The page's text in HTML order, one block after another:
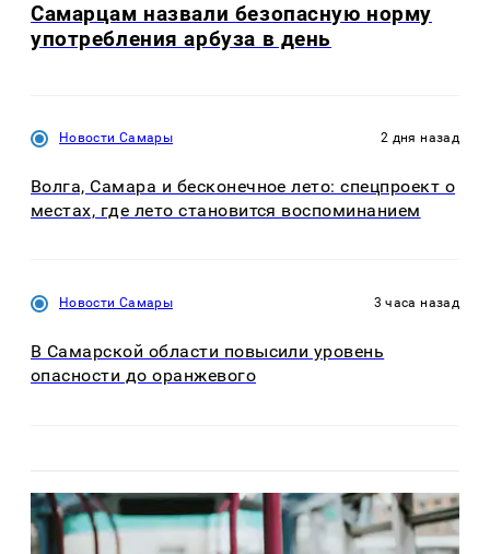
Самарцам назвали безопасную норму
употребления арбуза в день
Новости Самары 2 дня назад
Волга, Самара и бесконечное лето: спецпроект о
местах, где лето становится воспоминанием
Новости Самары 3 часа назад
В Самарской области повысили уровень
опасности до оранжевого